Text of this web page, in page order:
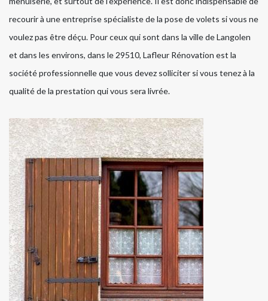
recourir à une entreprise spécialiste de la pose de volets si vous ne
voulez pas être déçu. Pour ceux qui sont dans la ville de Langolen
et dans les environs, dans le 29510, Lafleur Rénovation est la
société professionnelle que vous devez solliciter si vous tenez à la
qualité de la prestation qui vous sera livrée.